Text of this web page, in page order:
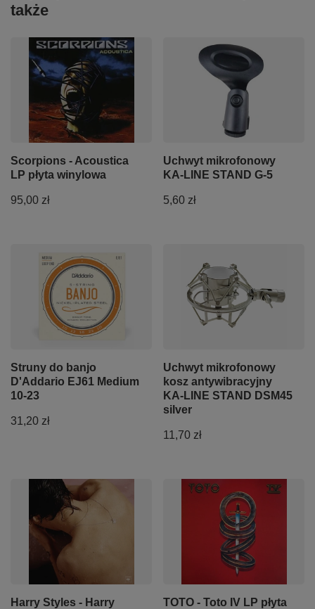
także
Scorpions - Acoustica
LP płyta winylowa
95,00 zł
Uchwyt mikrofonowy
KA-LINE STAND G-5
5,60 zł
Struny do banjo
D'Addario EJ61 Medium
10-23
31,20 zł
Uchwyt mikrofonowy
kosz antywibracyjny
KA-LINE STAND DSM45
silver
11,70 zł
Harry Styles - Harry
TOTO - Toto IV LP płyta